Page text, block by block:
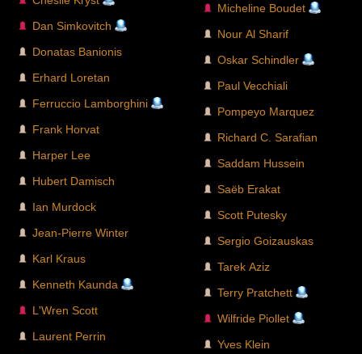
Dan Simkovitch
Donatas Banionis
Erhard Loretan
Ferruccio Lamborghini
Frank Horvat
Harper Lee
Hubert Damisch
Ian Murdock
Jean-Pierre Winter
Karl Kraus
Kenneth Kaunda
L'Wren Scott
Laurent Perrin
Micheline Boudet
Nour Al Sharif
Oskar Schindler
Paul Vecchiali
Pompeyo Marquez
Richard C. Sarafian
Saddam Hussein
Saëb Erakat
Scott Putesky
Sergio Goizauskas
Tarek Aziz
Terry Pratchett
Wilfride Piollet
Yves Klein